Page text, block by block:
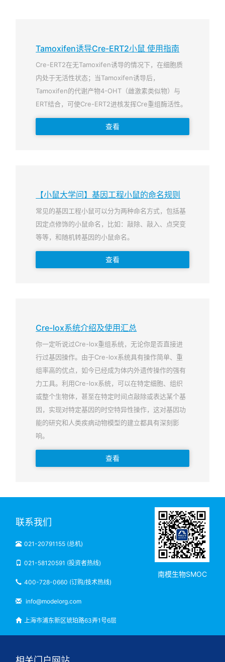
Tamoxifen诱导Cre-ERT2小鼠 使用指南
Cre-ERT2在无Tamoxifen诱导的情况下，在细胞质
内处于无活性状态；当Tamoxifen诱导后，
Tamoxifen的代谢产物4-OHT（雌激素类似物）与
ERT结合，可使Cre-ERT2进核发挥Cre重组酶活性。
查看
【小鼠大学问】基因工程小鼠的命名规则
常见的基因工程小鼠可以分为两种命名方式，包括基
因定点修饰的小鼠命名，比如：敲除、敲入、点突变
等等，和随机转基因的小鼠命名。
查看
Cre-lox系统介绍及使用汇总
你一定听说过Cre-lox重组系统，无论你是否直接进
行过基因操作。由于Cre-lox系统具有操作简单、重
组率高的优点，如今已经成为体内外遗传操作的强有
力工具。利用Cre-lox系统，可以在特定细胞、组织
或整个生物体，甚至在特定时间点敲除或表达某个基
因，实现对特定基因的时空特异性操作，这对基因功
能的研究和人类疾病动物模型的建立都具有深刻影
响。
查看
联系我们
021-20791155 (总机)
021-58120591 (投资者热线)
400-728-0660 (订购/技术热线)
info@modelorg.com
上海市浦东新区琥珀路63弄1号6层
南模生物SMOC